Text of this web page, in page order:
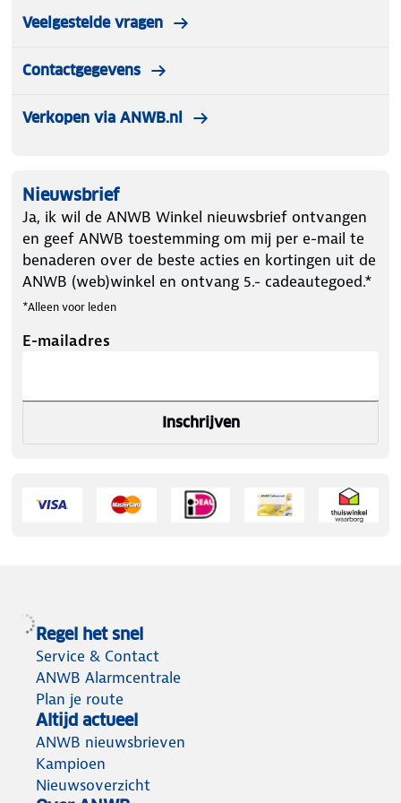
Veelgestelde vragen
Contactgegevens
Verkopen via ANWB.nl
Nieuwsbrief
Ja, ik wil de ANWB Winkel nieuwsbrief ontvangen
en geef ANWB toestemming om mij per e-mail te
benaderen over de beste acties en kortingen uit de
ANWB (web)winkel en ontvang 5.- cadeautegoed.*
*Alleen voor leden
E-mailadres
Inschrijven
Regel het snel
Service & Contact
ANWB Alarmcentrale
Plan je route
Altijd actueel
ANWB nieuwsbrieven
Kampioen
Nieuwsoverzicht